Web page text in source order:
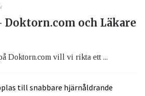
Doktorn.com och Läkare
Doktorn.com vill vi rikta ett ...